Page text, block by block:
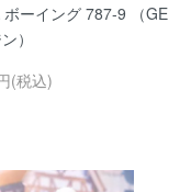
ボーイング 787-9 （GE
）
(税込)